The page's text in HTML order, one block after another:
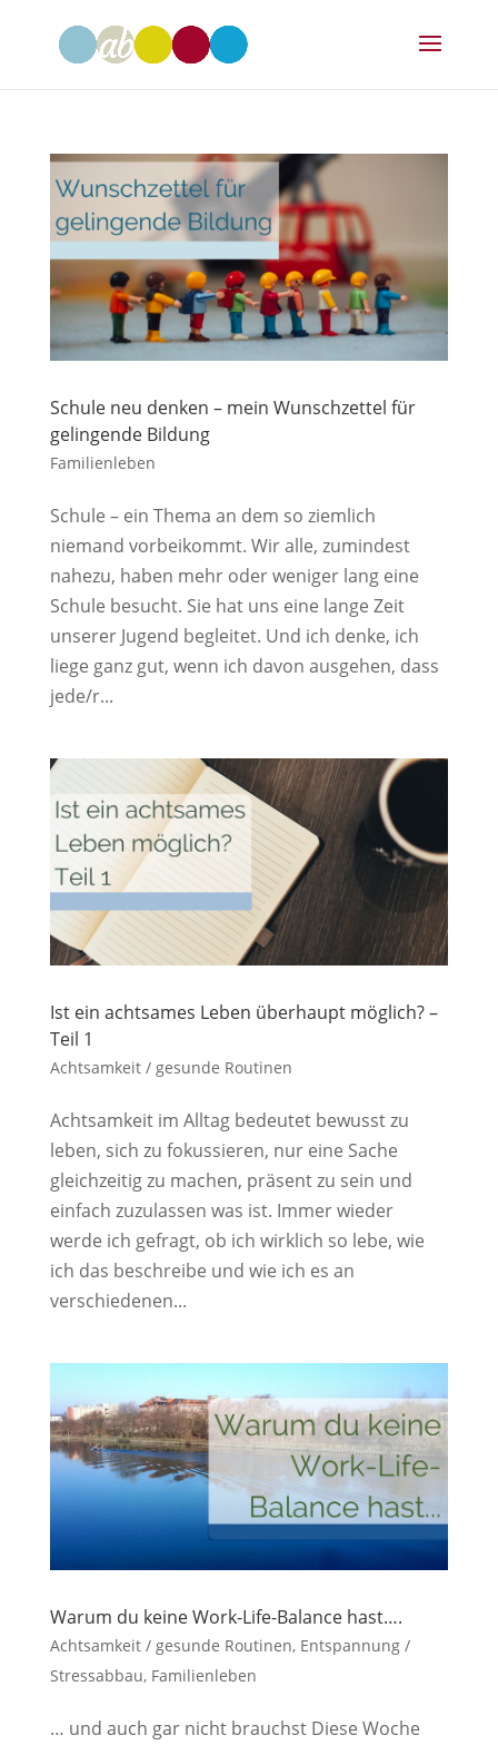
Schule neu denken – mein Wunschzettel für
gelingende Bildung
Familienleben
Schule – ein Thema an dem so ziemlich
niemand vorbeikommt. Wir alle, zumindest
nahezu, haben mehr oder weniger lang eine
Schule besucht. Sie hat uns eine lange Zeit
unserer Jugend begleitet. Und ich denke, ich
liege ganz gut, wenn ich davon ausgehen, dass
jede/r...
Ist ein achtsames Leben überhaupt möglich? –
Teil 1
Achtsamkeit / gesunde Routinen
Achtsamkeit im Alltag bedeutet bewusst zu
leben, sich zu fokussieren, nur eine Sache
gleichzeitig zu machen, präsent zu sein und
einfach zuzulassen was ist. Immer wieder
werde ich gefragt, ob ich wirklich so lebe, wie
ich das beschreibe und wie ich es an
verschiedenen...
Warum du keine Work-Life-Balance hast….
Achtsamkeit / gesunde Routinen, Entspannung /
Stressabbau, Familienleben
… und auch gar nicht brauchst Diese Woche